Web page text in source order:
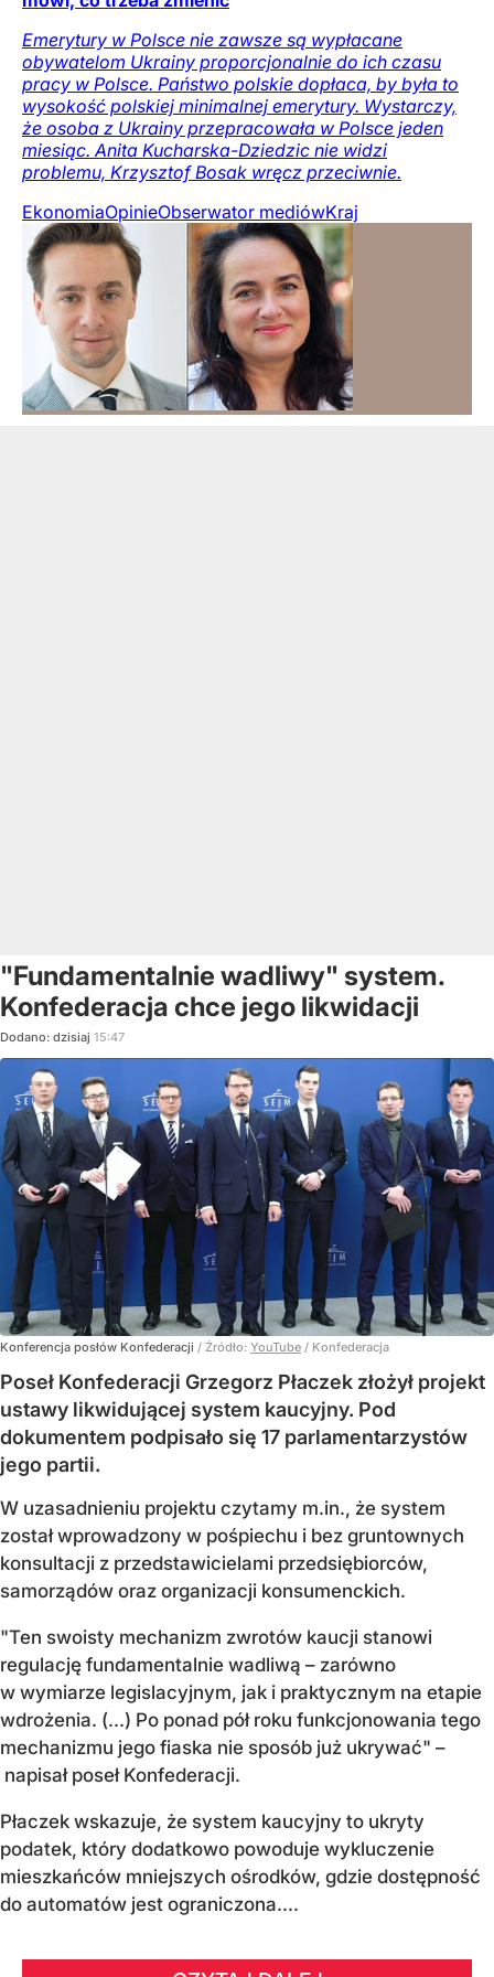
Emerytury w Polsce nie zawsze są wypłacane
obywatelom Ukrainy proporcjonalnie do ich czasu
pracy w Polsce. Państwo polskie dopłaca, by była to
wysokość polskiej minimalnej emerytury. Wystarczy,
że osoba z Ukrainy przepracowała w Polsce jeden
miesiąc. Anita Kucharska-Dziedzic nie widzi
problemu, Krzysztof Bosak wręcz przeciwnie.
EkonomiaOpinieObserwator mediówKraj
"Fundamentalnie wadliwy" system.
Konfederacja chce jego likwidacji
Dodano: dzisiaj 15:47
Konferencja posłów Konfederacji / Źródło: YouTube / Konfederacja
Poseł Konfederacji Grzegorz Płaczek złożył projekt
ustawy likwidującej system kaucyjny. Pod
dokumentem podpisało się 17 parlamentarzystów
jego partii.
W uzasadnieniu projektu czytamy m.in., że system
został wprowadzony w pośpiechu i bez gruntownych
konsultacji z przedstawicielami przedsiębiorców,
samorządów oraz organizacji konsumenckich.
"Ten swoisty mechanizm zwrotów kaucji stanowi
regulację fundamentalnie wadliwą – zarówno
w wymiarze legislacyjnym, jak i praktycznym na etapie
wdrożenia. (...) Po ponad pół roku funkcjonowania tego
mechanizmu jego fiaska nie sposób już ukrywać" –
napisał poseł Konfederacji.
Płaczek wskazuje, że system kaucyjny to ukryty
podatek, który dodatkowo powoduje wykluczenie
mieszkańców mniejszych ośrodków, gdzie dostępność
do automatów jest ograniczona....